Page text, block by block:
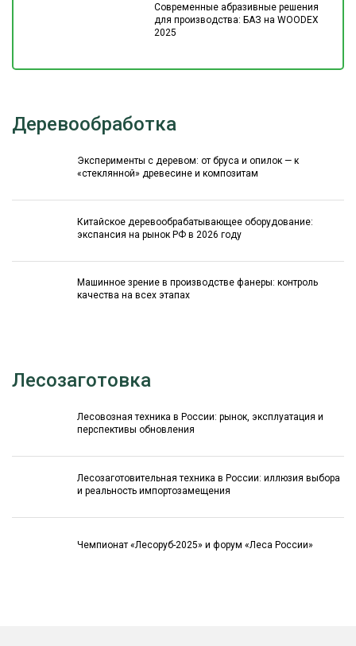
Современные абразивные решения
для производства: БАЗ на WOODEX
2025
Деревообработка
Эксперименты с деревом: от бруса и опилок — к
«стеклянной» древесине и композитам
Китайское деревообрабатывающее оборудование:
экспансия на рынок РФ в 2026 году
Машинное зрение в производстве фанеры: контроль
качества на всех этапах
Лесозаготовка
Лесовозная техника в России: рынок, эксплуатация и
перспективы обновления
Лесозаготовительная техника в России: иллюзия выбора
и реальность импортозамещения
Чемпионат «Лесоруб-2025» и форум «Леса России»